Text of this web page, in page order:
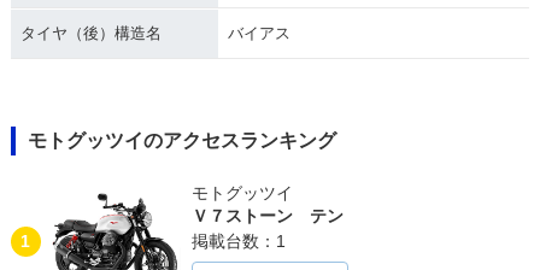
タイヤ（後）構造名 バイアス
モトグッツイのアクセスランキング
1
モトグッツイ
Ｖ７ストーン テン
掲載台数：1